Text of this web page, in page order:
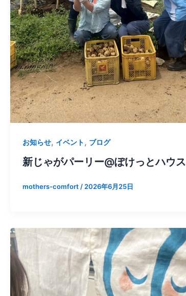
お知らせ, イベント, ブログ
新じゃがパーリー@ぽけっとハウス
mothers-comfort / 2026年6月25日